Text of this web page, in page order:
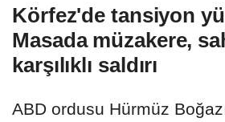
Körfez'de tansiyon
Masada müzakere,
karşılıklı saldırı
ABD ordusu Hürmüz